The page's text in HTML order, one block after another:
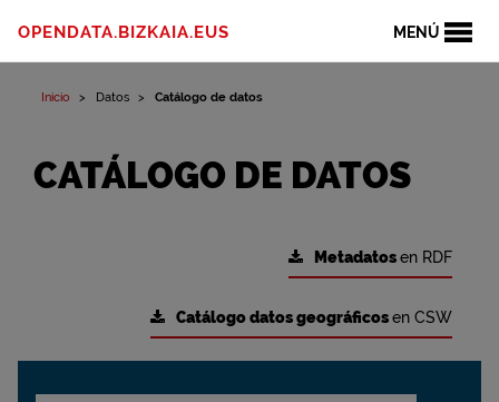
MENÚ
OPENDATA.BIZKAIA.EUS
Inicio Datos Catálogo de datos
CATÁLOGO DE DATOS
Metadatosen RDF
Catálogo datos geográficosen CSW